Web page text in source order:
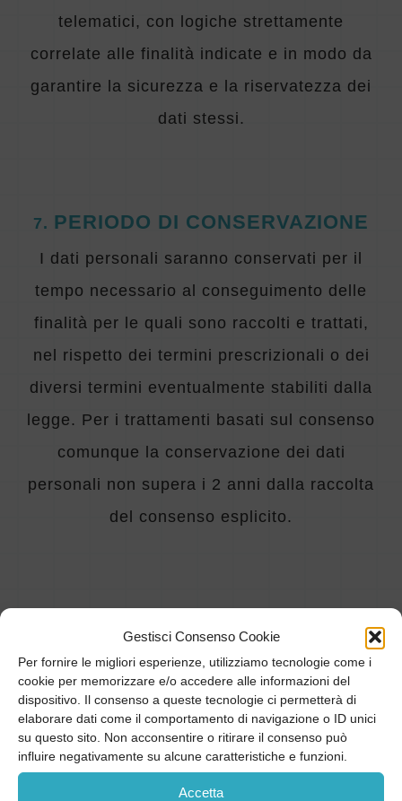
Gestisci Consenso Cookie
Per fornire le migliori esperienze, utilizziamo tecnologie come i
cookie per memorizzare e/o accedere alle informazioni del
dispositivo. Il consenso a queste tecnologie ci permetterà di
elaborare dati come il comportamento di navigazione o ID unici
su questo sito. Non acconsentire o ritirare il consenso può
influire negativamente su alcune caratteristiche e funzioni.
Accetta
telematici, con logiche strettamente
correlate alle finalità indicate e in modo da
garantire la sicurezza e la riservatezza dei
dati stessi.
7. PERIODO DI CONSERVAZIONE
I dati personali saranno conservati per il
tempo necessario al conseguimento delle
finalità per le quali sono raccolti e trattati,
nel rispetto dei termini prescrizionali o dei
diversi termini eventualmente stabiliti dalla
legge. Per i trattamenti basati sul consenso
comunque la conservazione dei dati
personali non supera i 2 anni dalla raccolta
del consenso esplicito.
I dati potranno essere comunicati a:
– Personale interno autorizzato al
trattamento
– Professionisti sanitari coinvolti